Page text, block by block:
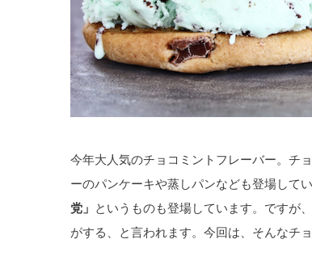
今年大人気のチョコミントフレーバー。チ
ーのパンケーキや蒸しパンなども登場して
党」 というものも登場しています。ですが
がする、と言われます。今回は、そんなチ